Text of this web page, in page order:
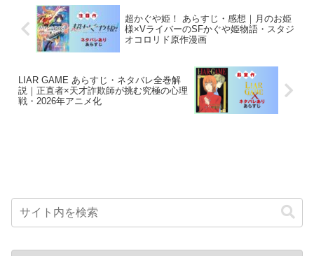
超かぐや姫！ あらすじ・感想｜月のお姫
様×VライバーのSFかぐや姫物語・スタジ
オコロリド原作漫画
LIAR GAME あらすじ・ネタバレ全巻解
説｜正直者×天才詐欺師が挑む究極の心理
戦・2026年アニメ化